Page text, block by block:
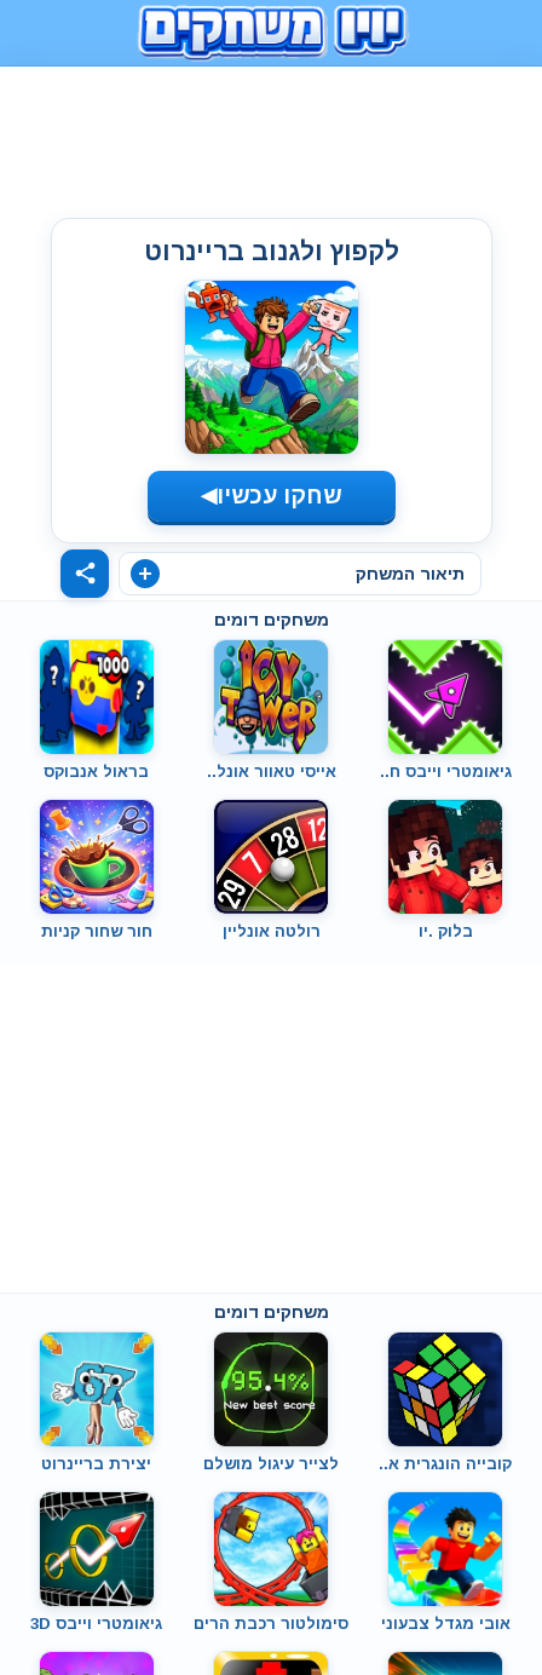
לקפוץ ולגנוב בריינרוט
שחקו עכשיו◀
תיאור המשחק
משחקים דומים
גיאומטרי וייבס ח.. אייסי טאוור אונל.. בראול אנבוקס
בלוק .יו רולטה אונליין חור שחור קניות
משחקים דומים
קובייה הונגרית א.. לצייר עיגול מושלם יצירת בריינרוט
אובי מגדל צבעוני סימולטור רכבת הרים גיאומטרי וייבס 3D